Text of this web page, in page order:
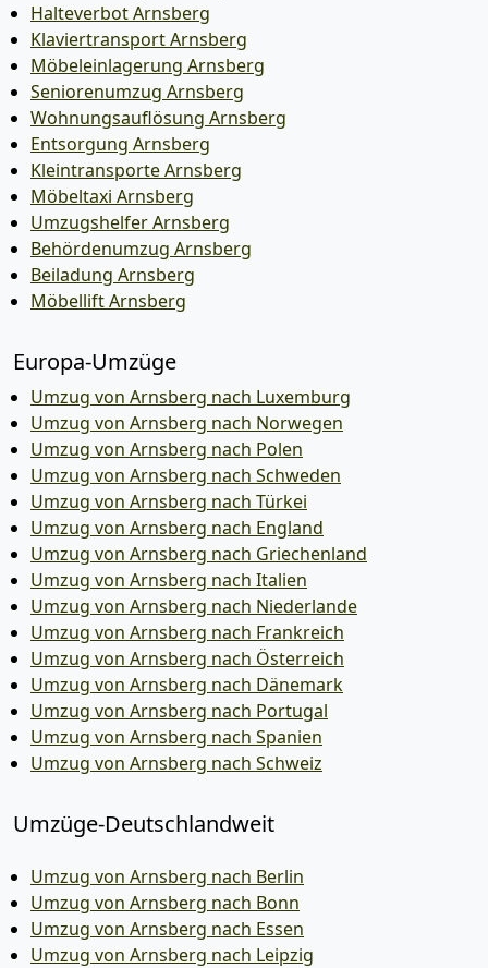
Halteverbot Arnsberg
Klaviertransport Arnsberg
Möbeleinlagerung Arnsberg
Seniorenumzug Arnsberg
Wohnungsauflösung Arnsberg
Entsorgung Arnsberg
Kleintransporte Arnsberg
Möbeltaxi Arnsberg
Umzugshelfer Arnsberg
Behördenumzug Arnsberg
Beiladung Arnsberg
Möbellift Arnsberg
Europa-Umzüge
Umzug von Arnsberg nach Luxemburg
Umzug von Arnsberg nach Norwegen
Umzug von Arnsberg nach Polen
Umzug von Arnsberg nach Schweden
Umzug von Arnsberg nach Türkei
Umzug von Arnsberg nach England
Umzug von Arnsberg nach Griechenland
Umzug von Arnsberg nach Italien
Umzug von Arnsberg nach Niederlande
Umzug von Arnsberg nach Frankreich
Umzug von Arnsberg nach Österreich
Umzug von Arnsberg nach Dänemark
Umzug von Arnsberg nach Portugal
Umzug von Arnsberg nach Spanien
Umzug von Arnsberg nach Schweiz
Umzüge-Deutschlandweit
Umzug von Arnsberg nach Berlin
Umzug von Arnsberg nach Bonn
Umzug von Arnsberg nach Essen
Umzug von Arnsberg nach Leipzig